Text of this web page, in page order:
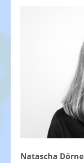
Natascha